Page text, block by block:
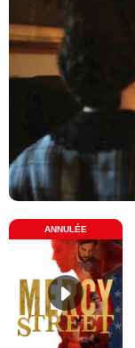
ANNULÉE